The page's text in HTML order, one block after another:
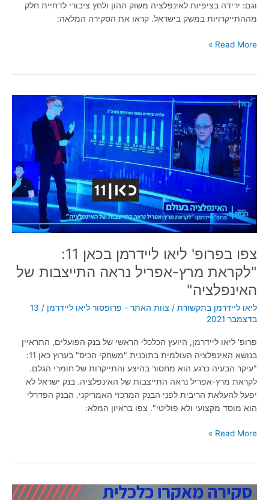
וגם: ירידה בציפיות לאינפלציה משוק ההון ולחץ ציבורי לדחיית חלק
מההתייקרויות במשק בישראל. קראו את הסקירה המלאה:
Read More »
צפו בפרופ' ליאו ליידרמן בכאן 11:
"לקראת מרץ-אפריל נראה התייצבות של
האינפלציה"
ליאו ליידרמן בתקשורת / צוות האתר - פרופסור ליאו ליידרמן /
13
בדצמבר 2021
פרופ' ליאו ליידרמן, היועץ הכלכלי הראשי של בנק הפועלים, התראיין
בנושא האינפלציה העולמית בתוכנית "משחקי הכיס" בערוץ כאן 11:
"עיקר הבעיה כרגע הוא מחסור בהיצע והתייקרות של חומרי הגלם.
לקראת מרץ-אפריל נראה התייצבות של האינפלציה. בנק ישראל לא
יפעל להעלאת הריבית לפני הבנק המרכזי האמריקני. הבנק הפדרלי
הוא מוסד מקצועי ולא פוליטי". צפו בראיון המלא:
צפו
בפרופ'
ליאו
ליידרמן
בכאן
"לקראת
מרץ-אפריל
נראה
התייצבות
של
Read More »
סקירה